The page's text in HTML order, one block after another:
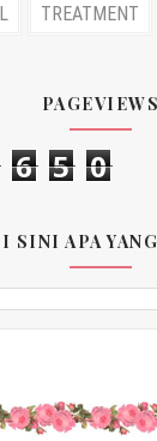
TREATMENT
PAGEVIEWS
6 5 0
SINI APA